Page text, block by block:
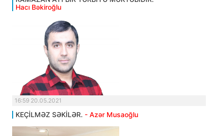
Hacı Bəkiroğlu
16:59 20.05.2021
KEÇİLMƏZ SƏKİLƏR. - Azər Musaoğlu